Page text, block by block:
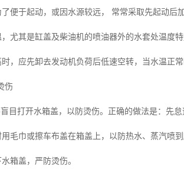
便于起动，或因水源较远， 常常采取先起动
尤其是缸盖及柴油机的喷油器外的水套处温度
，应先卸去发动机负荷后低速空转，当水温正常
伤
目打开水箱盖，以防烫伤。正确的做法是：先
毛巾或擦车布盖在箱盖上，以防热水、蒸汽喷
箱盖，严防烫伤。